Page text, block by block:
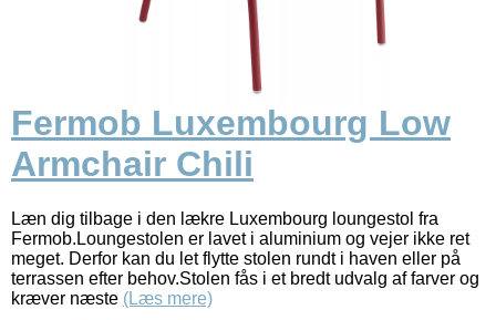
Fermob Luxembourg Low
Armchair Chili
Læn dig tilbage i den lækre Luxembourg loungestol fra
Fermob.Loungestolen er lavet i aluminium og vejer ikke ret
meget. Derfor kan du let flytte stolen rundt i haven eller på
terrassen efter behov.Stolen fås i et bredt udvalg af farver og
kræver næste (Læs mere)